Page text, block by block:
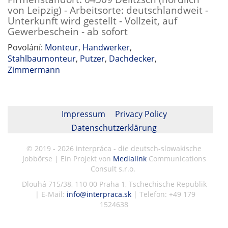
von Leipzig) - Arbeitsorte: deutschlandweit -
Unterkunft wird gestellt - Vollzeit, auf
Gewerbeschein - ab sofort
Povolání: Monteur, Handwerker,
Stahlbaumonteur, Putzer, Dachdecker,
Zimmermann
Impressum
Privacy Policy
Datenschutzerklärung
© 2019 - 2026 interpráca - die deutsch-slowakische
Jobbörse | Ein Projekt von MedialinkCommunications
Consult s.r.o.
Dlouhá 715/38, 110 00 Praha 1, Tschechische Republik
| E-Mail: info@interpraca.sk| Telefon: +49 179
1524638